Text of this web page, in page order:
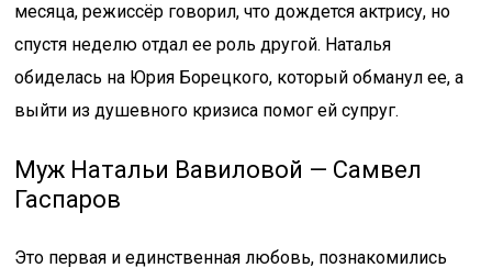
месяца, режиссёр говорил, что дождется актрису, но
спустя неделю отдал ее роль другой. Наталья
обиделась на Юрия Борецкого, который обманул ее, а
выйти из душевного кризиса помог ей супруг.
Муж Натальи Вавиловой — Самвел
Гаспаров
Это первая и единственная любовь, познакомились